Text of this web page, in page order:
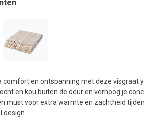
comfort en ontspanning met deze visgraat
en kou buiten de deur en verhoog je
must voor extra warmte en zachtheid
design.